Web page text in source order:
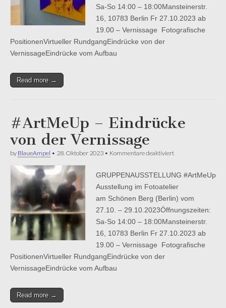
Sa-So 14:00 – 18:00Mansteinerstr.
16, 10783 Berlin Fr 27.10.2023 ab
19.00 – Vernissage Fotografische
PositionenVirtueller RundgangEindrücke von der
VernissageEindrücke vom Aufbau
Read more →
#ArtMeUp – Eindrücke
von der Vernissage
by BlaueAmpel • 28. Oktober 2023 • Kommentare deaktiviertfür
Eindrücke
von
Vernissage
GRUPPENAUSSTELLUNG #ArtMeUp
Ausstellung im Fotoatelier
am Schönen Berg (Berlin) vom
27.10. – 29.10.2023Öffnungszeiten:
Sa-So 14:00 – 18:00Mansteinerstr.
16, 10783 Berlin Fr 27.10.2023 ab
19.00 – Vernissage Fotografische
PositionenVirtueller RundgangEindrücke von der
VernissageEindrücke vom Aufbau
Read more →